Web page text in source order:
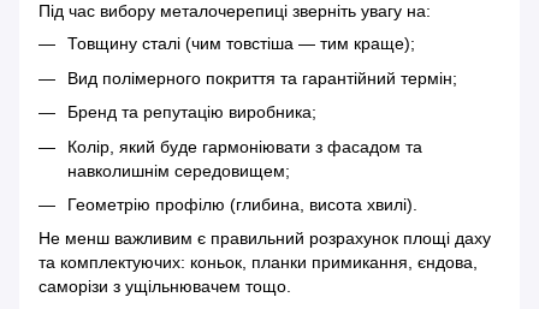
Під час вибору металочерепиці зверніть увагу на:
Товщину сталі (чим товстіша — тим краще);
Вид полімерного покриття та гарантійний термін;
Бренд та репутацію виробника;
Колір, який буде гармоніювати з фасадом та
навколишнім середовищем;
Геометрію профілю (глибина, висота хвилі).
Не менш важливим є правильний розрахунок площі даху
та комплектуючих: коньок, планки примикання, єндова,
саморізи з ущільнювачем тощо.